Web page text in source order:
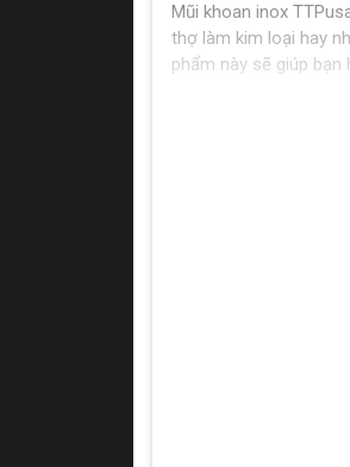
Mũi khoan inox
thợ làm kim loại hay
phẩm này sẽ giúp